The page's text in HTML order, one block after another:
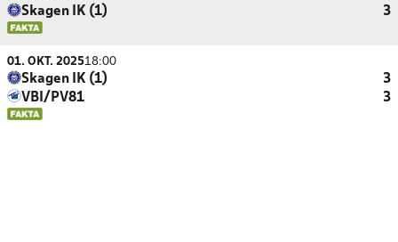
Skagen IK (1)
3
01. OKT. 202518:00
Skagen IK (1)
3
VBI/PV81
3